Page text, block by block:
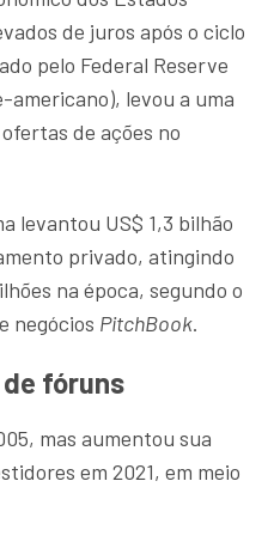
de juros após o ciclo
pelo Federal Reserve
levou a uma
de ações no
levantou US$ 1,3 bilhão
privado, atingindo
na época, segundo o
negócios PitchBook.
fóruns
mas aumentou sua
em 2021, em meio